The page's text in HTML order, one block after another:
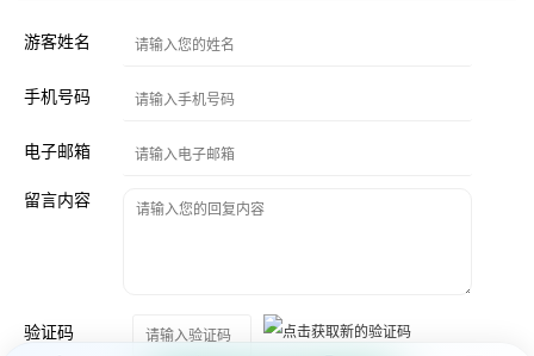
游客姓名
手机号码
电子邮箱
留言内容
验证码